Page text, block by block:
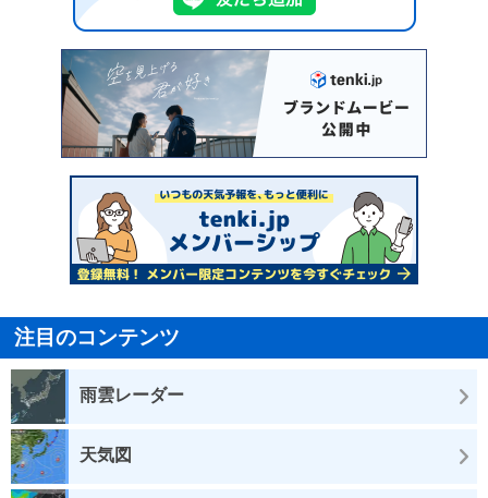
注目のコンテンツ
雨雲レーダー
天気図